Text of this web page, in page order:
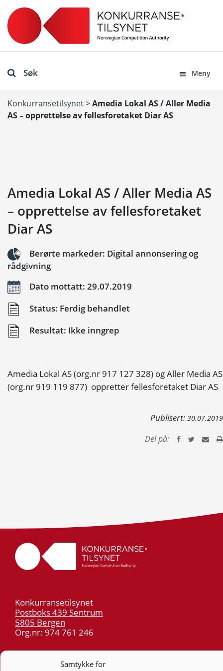
Samtykke for
Søk Meny
Konkurransetilsynet>Amedia Lokal AS / Aller Media
AS – opprettelse av fellesforetaket Diar AS
Amedia Lokal AS / Aller Media AS
– opprettelse av fellesforetaket
Diar AS
Berørte markeder: Digital annonsering og
rådgivning
Dato mottatt: 29.07.2019
Status: Ferdig behandlet
Resultat: Ikke inngrep
Amedia Lokal AS (org.nr 917 127 328) og Aller Media AS
(org.nr 919 119 877) oppretter fellesforetaket Diar AS
Publisert: 30.07.2019
Del på:
Konkurransetilsynet
Postboks 439 Sentrum
5805 Bergen
Org.nr: 974 761 246
55 59 75 00